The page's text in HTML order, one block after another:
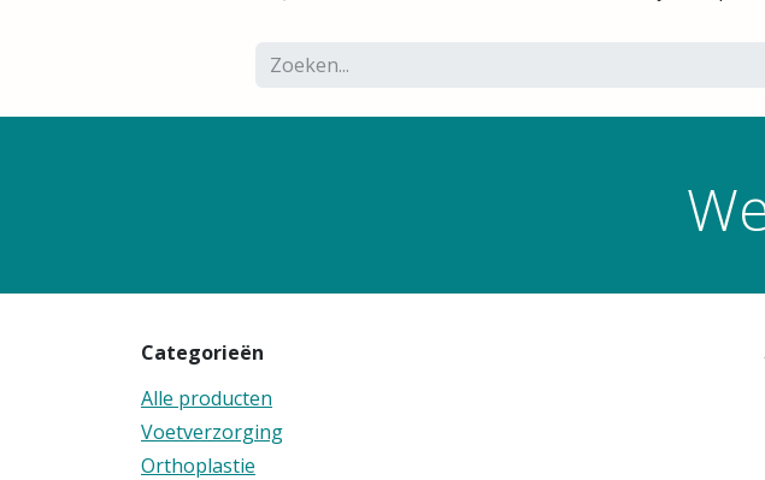
Categorieën
Alle producten
Voetverzorging
Orthoplastie